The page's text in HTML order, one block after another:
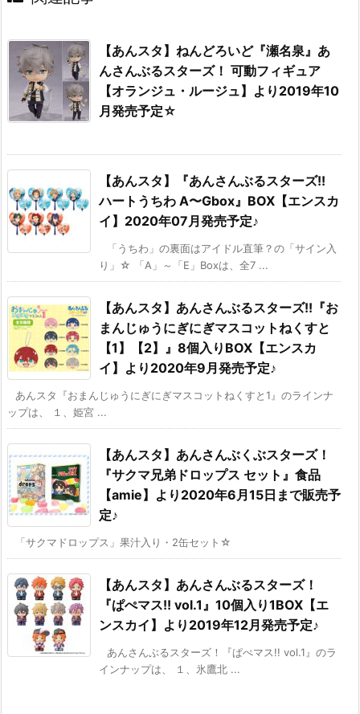
【あんスタ】ねんどろいど『瀬名泉』あ
んさんぶるスターズ！ 可動フィギュア
【オランジュ・ルージュ】より2019年10
月発売予定☆
【あんスタ】『あんさんぶるスターズ!!
ハートうちわ A〜Gbox』BOX【エンスカ
イ】2020年07月発売予定♪
「うちわ」の裏面はアイドル直筆？の「サイン入
り」☆ 「A」～「E」Boxは、全7 ...
【あんスタ】あんさんぶるスターズ!!『お
まんじゅうにぎにぎマスコットねくすと
【1】【2】』8個入りBOX【エンスカ
イ】より2020年9月発売予定♪
あんスタ『おまんじゅうにぎにぎマスコットねくすと1』のラインナ
ップは、 １、姫宮 ...
【あんスタ】あんさんぶくぶスターズ！
『サクマ兄弟ドロップス セット』食品
【amie】より2020年6月15日まで販売予
定♪
「サクマドロップス」果汁入り・2缶セット☆
【あんスタ】あんさんぶるスターズ！
『ぱぺマス!! vol.1』10個入り1BOX【エ
ンスカイ】より2019年12月発売予定♪
あんさんぶるスターズ！『ぱぺマス!! vol.1』のラ
インナップは、 １、氷鷹北 ...